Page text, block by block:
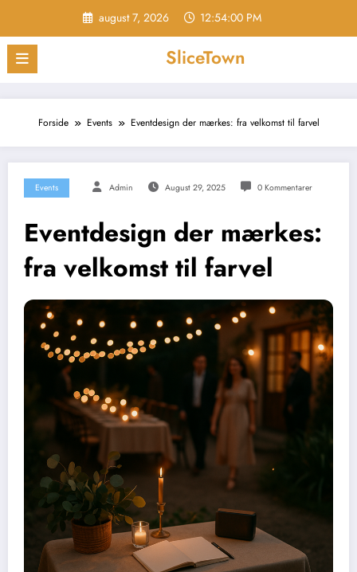
indhold
august 7, 2026 12:54:00 PM
SliceTown
Forside Events Eventdesign der mærkes: fra velkomst til farvel
Events Admin August 29, 2025 0 Kommentarer
Eventdesign der mærkes:
fra velkomst til farvel